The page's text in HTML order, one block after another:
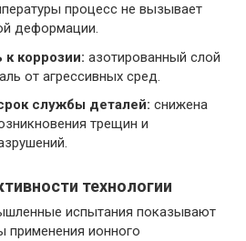
процесс не вызывает
деформации.
к коррозии: азотированный слой
от агрессивных сред.
службы деталей: снижена
трещин и
технологии
испытания показывают
применения ионного